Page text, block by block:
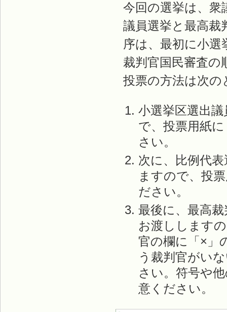
今回の選挙は、衆
議員選挙と最高裁
序は、最初に小選
裁判官国民審査の
投票の方法は次の
小選挙区選出
で、投票用紙に
さい。
次に、比例代
ますので、投
ださい。
最後に、最高
お渡しします
官の欄に「×」
う裁判官がい
さい。符号や
意ください。